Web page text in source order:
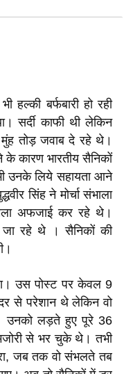
हल्की बर्फबारी हो रही
सर्दी काफी थी लेकिन
तोड़ जवाब दे रहे थे।
के कारण भारतीय सैनिकों
उनके लिये सहायता आने
सिंह ने मोर्चा संभाला
अफजाई कर रहे थे।
रहे थे । सैनिकों की
उस पोस्ट पर केवल 9
से परेशान थे लेकिन वो
उनको लड़ते हुए पूरे 36
से भर चुके थे। तभी
,जब तक वो संभलते तब